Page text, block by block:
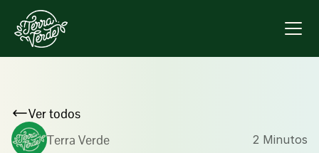
Ver todos
Terra Verde
2 Minutos